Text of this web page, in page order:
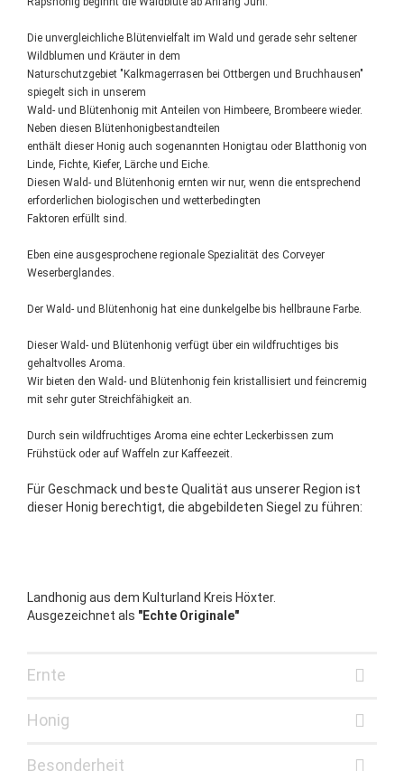
Die unvergleichliche Blütenvielfalt im Wald und gerade sehr seltener
Wildblumen und Kräuter in dem
Naturschutzgebiet "Kalkmagerrasen bei Ottbergen und Bruchhausen"
spiegelt sich in unserem
Wald- und Blütenhonig mit Anteilen von Himbeere, Brombeere wieder.
Neben diesen Blütenhonigbestandteilen
enthält dieser Honig auch sogenannten Honigtau oder Blatthonig von
Linde, Fichte, Kiefer, Lärche und Eiche.
Diesen Wald- und Blütenhonig ernten wir nur, wenn die entsprechend
erforderlichen biologischen und wetterbedingten
Faktoren erfüllt sind.
Eben eine ausgesprochene regionale Spezialität des Corveyer
Weserberglandes.
Der Wald- und Blütenhonig hat eine dunkelgelbe bis hellbraune Farbe.
Dieser Wald- und Blütenhonig verfügt über ein wildfruchtiges bis
gehaltvolles Aroma.
Wir bieten den Wald- und Blütenhonig fein kristallisiert und feincremig
mit sehr guter Streichfähigkeit an.
Durch sein wildfruchtiges Aroma eine echter Leckerbissen zum
Frühstück oder auf Waffeln zur Kaffeezeit.
Für Geschmack und beste Qualität aus unserer Region ist
dieser Honig berechtigt, die abgebildeten Siegel zu führen:
Landhonig aus dem Kulturland Kreis Höxter.
Ausgezeichnet als "Echte Originale"
Ernte
Honig
Besonderheit